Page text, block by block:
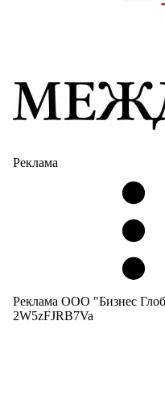
Реклама
Реклама ООО "Бизнес
2W5zFJRB7Va